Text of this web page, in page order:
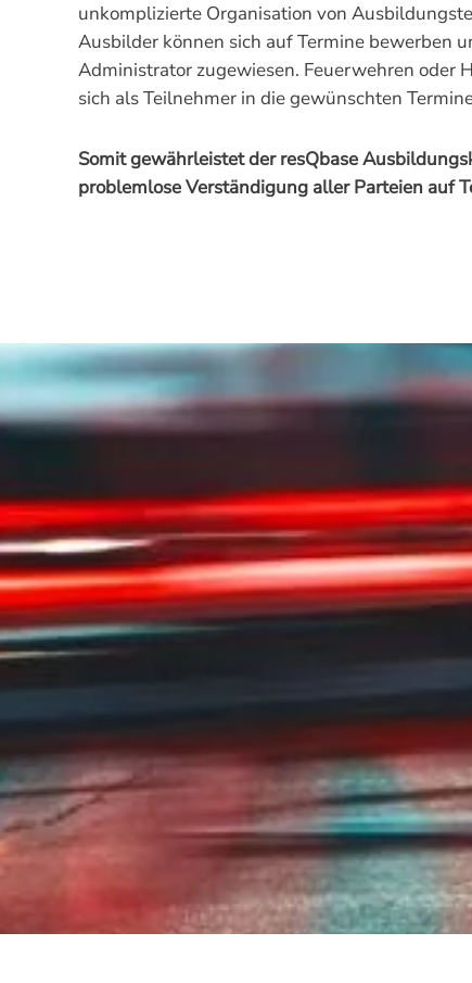
unkomplizierte Organisation von
Ausbilder können sich auf Termine bewerben
Administrator zugewiesen. Feuerwehren oder
sich als Teilnehmer in die gewünschten
Somit gewährleistet der resQbase
problemlose Verständigung aller Parteien auf